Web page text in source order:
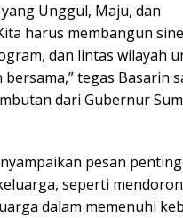
Unggul, Maju, dan
harus membangun
dan lintas wilayah
tegas Basarin
dari Gubernur
pesan
seperti
dalam memenuhi